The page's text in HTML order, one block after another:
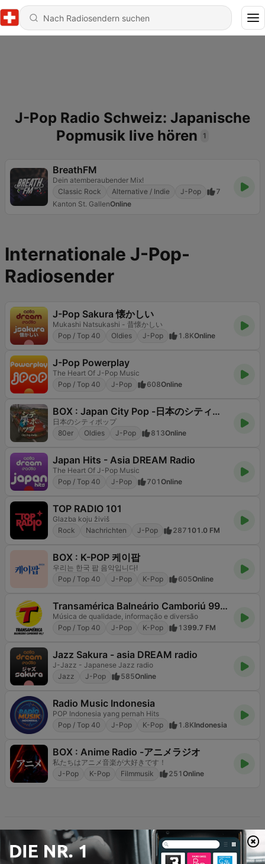
J-Pop Radio Schweiz: Japanische
Popmusik live hören
1
BreathFM
Dein atemberaubender Mix!
Classic Rock
Alternative / Indie J-Pop
7
Kanton St. GallenOnline
Internationale J-Pop-
Radiosender
J-Pop Sakura 懐かしい
Mukashi Natsukashi - 昔懐かしい
Pop / Top 40
Oldies J-Pop 1.8KOnline
J-Pop Powerplay
The Heart Of J-Pop Music
Pop / Top 40
J-Pop 608Online
BOX : Japan City Pop -日本のシティポップ
日本のシティポップ
80er
Oldies J-Pop 813Online
Japan Hits - Asia DREAM Radio
The Heart Of J-Pop Music
Pop / Top 40
J-Pop 701 Online
TOP RADIO 101
Glazba koju živiš
Rock
Nachrichten J-Pop 287 101.0 FM
BOX : K-POP 케이팝
우리는 한국 팝 음악입니다!
Pop / Top 40
J-Pop K-Pop 605Online
Transamérica Balneário Camboriú 99.7 FM
Música de qualidade, informação e diversão
Pop / Top 40
J-Pop K-Pop 1399.7 FM
Jazz Sakura - asia DREAM radio
J-Jazz - Japanese Jazz radio
Jazz
J-Pop 585Online
Radio Music Indonesia
POP Indonesia yang pernah Hits
Pop / Top 40
J-Pop K-Pop 1.8KIndonesia
BOX : Anime Radio -アニメラジオ
私たちはアニメ音楽が大好きです！
J-Pop
K-Pop Filmmusik 251 Online
Die Schweizer Radiolandschaft ist bekannt für ihre